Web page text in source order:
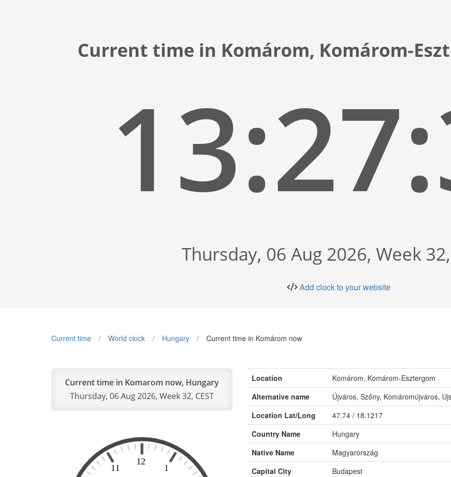
Current time in Komárom, Komárom-
Thursday, 06 Aug 2026, Week 32,
Add clock to your website
Current time World clock Hungary Current time in Komárom now
Current time in Komarom now, Hungary
Thursday, 06 Aug 2026, Week 32, CEST
Location
Komárom, Komárom-Esztergom
Alternative name
Újváros, Szőny, Komáromújváros,
Location Lat/Long
47.74 / 18.1217
Country Name
Hungary
Native Name
Magyarország
Capital City
Budapest